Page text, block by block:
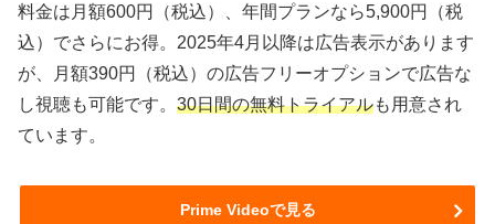
料金は月額600円（税込）、年間プランなら5,900円（税
込）でさらにお得。2025年4月以降は広告表示があります
が、月額390円（税込）の広告フリーオプションで広告な
し視聴も可能です。 30日間の無料トライアルも用意され
ています。
Prime Videoで見る